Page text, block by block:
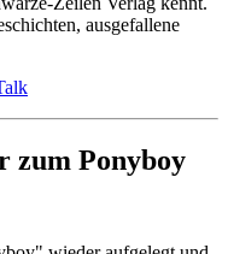
ausgefallene
zum Ponyboy